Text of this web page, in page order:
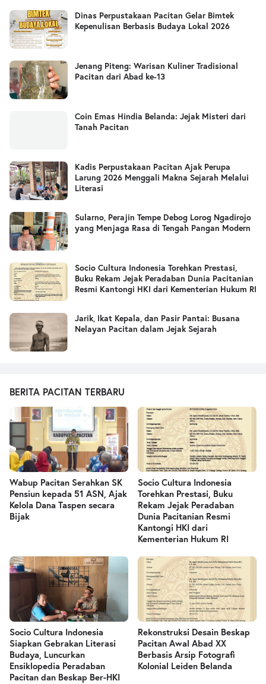
Dinas Perpustakaan Pacitan Gelar Bimtek
Kepenulisan Berbasis Budaya Lokal 2026
Jenang Piteng: Warisan Kuliner Tradisional
Pacitan dari Abad ke-13
Coin Emas Hindia Belanda: Jejak Misteri dari
Tanah Pacitan
Kadis Perpustakaan Pacitan Ajak Perupa
Larung 2026 Menggali Makna Sejarah Melalui
Literasi
Sularno, Perajin Tempe Debog Lorog Ngadirojo
yang Menjaga Rasa di Tengah Pangan Modern
Socio Cultura Indonesia Torehkan Prestasi,
Buku Rekam Jejak Peradaban Dunia Pacitanian
Resmi Kantongi HKI dari Kementerian Hukum RI
Jarik, Ikat Kepala, dan Pasir Pantai: Busana
Nelayan Pacitan dalam Jejak Sejarah
BERITA PACITAN TERBARU
Wabup Pacitan Serahkan SK
Pensiun kepada 51 ASN, Ajak
Kelola Dana Taspen secara
Bijak
Socio Cultura Indonesia
Torehkan Prestasi, Buku
Rekam Jejak Peradaban
Dunia Pacitanian Resmi
Kantongi HKI dari
Kementerian Hukum RI
Socio Cultura Indonesia
Siapkan Gebrakan Literasi
Budaya, Luncurkan
Ensiklopedia Peradaban
Pacitan dan Beskap Ber-HKI
Rekonstruksi Desain Beskap
Pacitan Awal Abad XX
Berbasis Arsip Fotografi
Kolonial Leiden Belanda